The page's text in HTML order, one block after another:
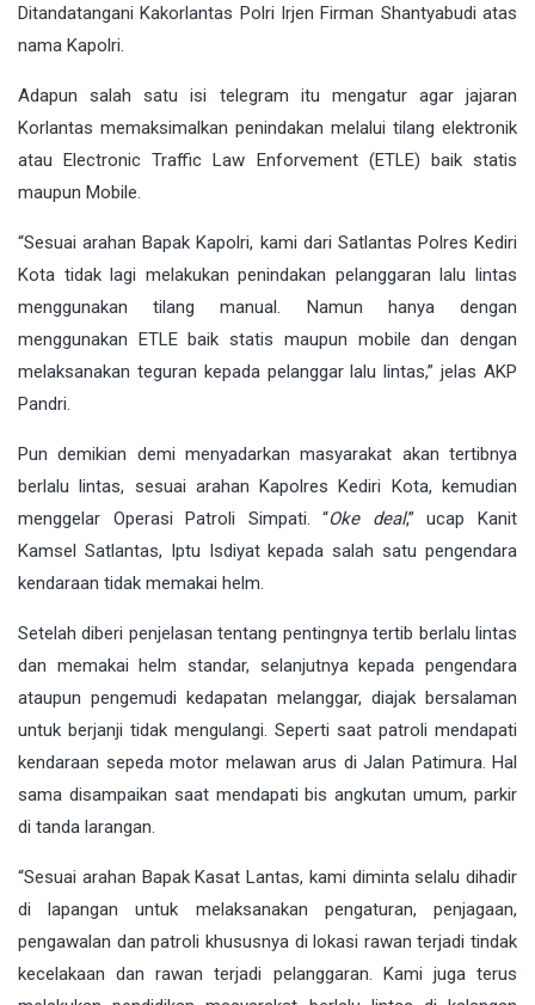
Ditandatangani Kakorlantas Polri Irjen Firman Shantyabudi atas
nama Kapolri.
Adapun salah satu isi telegram itu mengatur agar jajaran
Korlantas memaksimalkan penindakan melalui tilang elektronik
atau Electronic Traffic Law Enforvement (ETLE) baik statis
maupun Mobile.
“Sesuai arahan Bapak Kapolri, kami dari Satlantas Polres Kediri
Kota tidak lagi melakukan penindakan pelanggaran lalu lintas
menggunakan tilang manual. Namun hanya dengan
menggunakan ETLE baik statis maupun mobile dan dengan
melaksanakan teguran kepada pelanggar lalu lintas,” jelas AKP
Pandri.
Pun demikian demi menyadarkan masyarakat akan tertibnya
berlalu lintas, sesuai arahan Kapolres Kediri Kota, kemudian
menggelar Operasi Patroli Simpati. “Oke deal,” ucap Kanit
Kamsel Satlantas, Iptu Isdiyat kepada salah satu pengendara
kendaraan tidak memakai helm.
Setelah diberi penjelasan tentang pentingnya tertib berlalu lintas
dan memakai helm standar, selanjutnya kepada pengendara
ataupun pengemudi kedapatan melanggar, diajak bersalaman
untuk berjanji tidak mengulangi. Seperti saat patroli mendapati
kendaraan sepeda motor melawan arus di Jalan Patimura. Hal
sama disampaikan saat mendapati bis angkutan umum, parkir
di tanda larangan.
“Sesuai arahan Bapak Kasat Lantas, kami diminta selalu dihadir
di lapangan untuk melaksanakan pengaturan, penjagaan,
pengawalan dan patroli khususnya di lokasi rawan terjadi tindak
kecelakaan dan rawan terjadi pelanggaran. Kami juga terus